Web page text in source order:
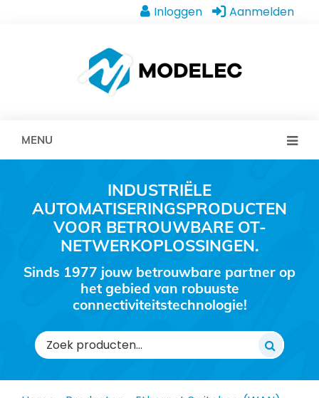
Inloggen Aanmelden
MENU
INDUSTRIËLE
AUTOMATISERINGSPRODUCTEN
VOOR BETROUWBARE OT-
NETWERKOPLOSSINGEN.
Sinds 1977 jouw betrouwbare partner op
het gebied van robuuste
connectiviteitstechnologie!
Zoeken
naar: